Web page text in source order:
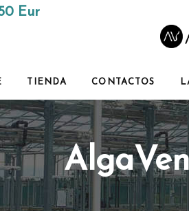
Eur
TIENDA CONTACTOS